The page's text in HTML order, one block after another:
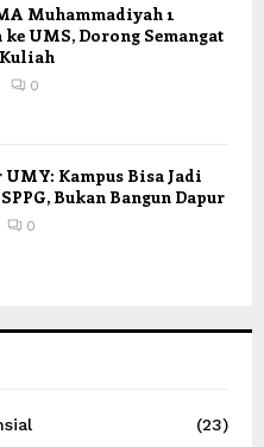
Muhammadiyah 1
UMS, Dorong Semangat
0
Kampus Bisa Jadi
Bukan Bangun Dapur
0
(23)